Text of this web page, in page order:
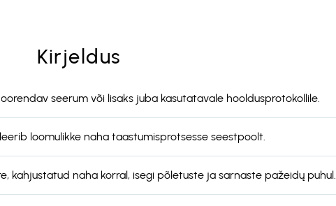
Kirjeldus
seerum või lisaks juba kasutatavale hooldusprotokollile.
loomulikke naha taastumisprotsesse seestpoolt.
kahjustatud naha korral, isegi põletuste ja sarnaste pažeidų puhul.